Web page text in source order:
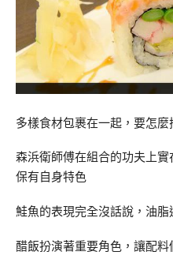
多樣食材包裹在一起，要怎
森浜衛師傅在組合的功夫上
保有自身特色
鮭魚的表現完全沒話說，油
醋飯扮演著重要角色，讓配